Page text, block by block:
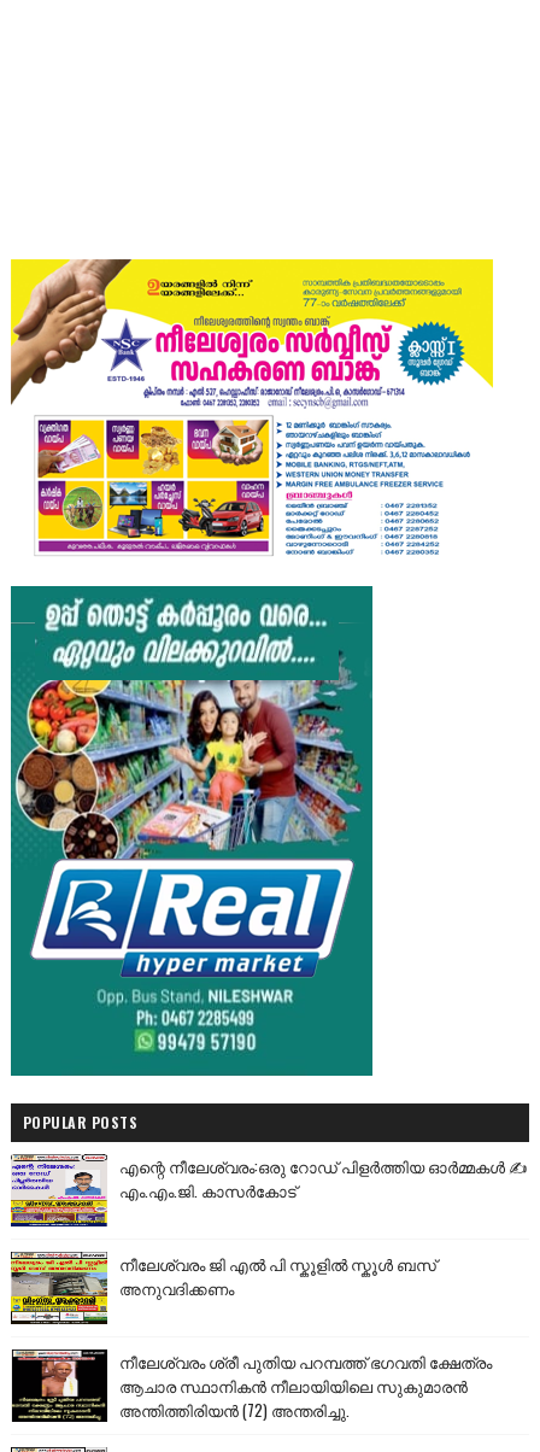
POPULAR POSTS
എന്റെ നീലേശ്വരം:ഒരു റോഡ് പിളർത്തിയ ഓർമ്മകൾ ✍️
എം.എം.ജി. കാസർകോട്
നീലേശ്വരം ജി എൽ പി സ്കൂളിൽ സ്കൂൾ ബസ്
അനുവദിക്കണം
നീലേശ്വരം ശ്രീ പുതിയ പറമ്പത്ത് ഭഗവതി ക്ഷേത്രം
ആചാര സ്ഥാനികൻ നീലായിയിലെ സുകുമാരൻ
അന്തിത്തിരിയൻ (72) അന്തരിച്ചു.